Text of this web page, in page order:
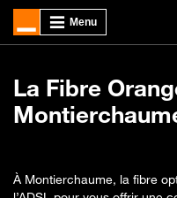
La Fibre
À Montierchaume, la fibre